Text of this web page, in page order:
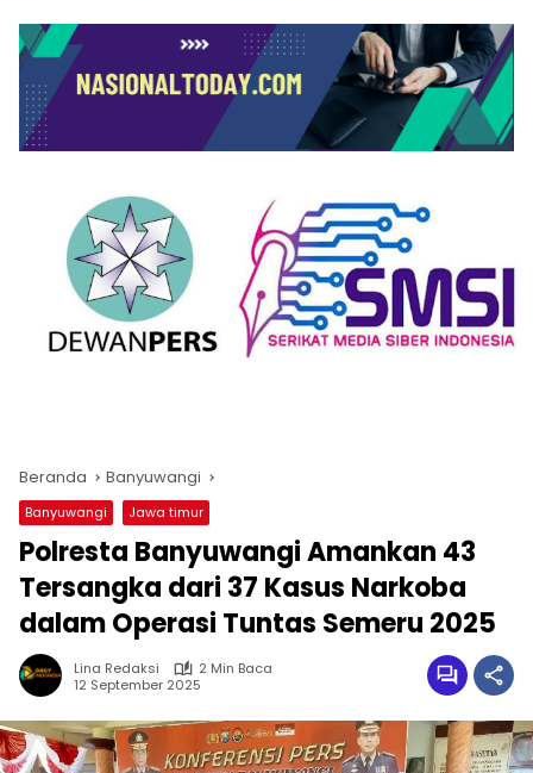
Beranda Banyuwangi
Banyuwangi Jawa timur
Polresta Banyuwangi Amankan 43
Tersangka dari 37 Kasus Narkoba
dalam Operasi Tuntas Semeru 2025
Lina Redaksi
2 Min Baca
12 September 2025